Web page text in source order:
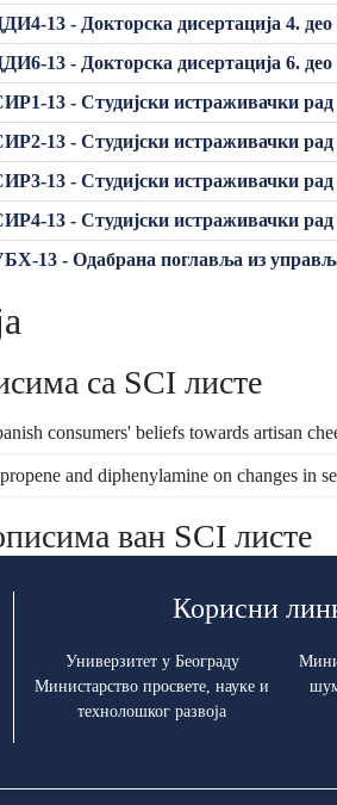
13 - Докторска дисертација 4. део
13 - Докторска дисертација 6. део
13 - Студијски истраживачки рад
13 - Студијски истраживачки рад
13 - Студијски истраживачки рад
13 - Студијски истраживачки рад
13 - Одабрана поглавља из
са SCI листе
consumers' beliefs towards artisan
and diphenylamine on changes in
ван SCI листе
Корисни
Универзитет у Београду
Министарство просвете, науке и
технолошког развоја